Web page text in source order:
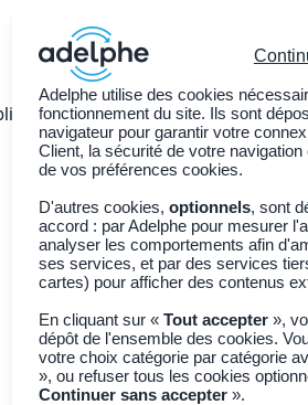
légales Nos services
Filtres 2
Articles -18Résultats
Trier par Plus récent
Adelphe utilise des cookies
fonctionnement du site. Ils sont
navigateur pour garantir votre
Client, la sécurité de votre
de vos préférences cookies.
D'autres cookies,optionnels, sont
accord : par Adelphe pour mesurer
analyser les comportements afin
ses services, et par des services
cartes) pour afficher des contenus
En cliquant sur «Tout accepter »,
dépôt de l'ensemble des cookies.
votre choix catégorie par catégorie
», ou refuser tous les cookies
Continuer sans accepter ».